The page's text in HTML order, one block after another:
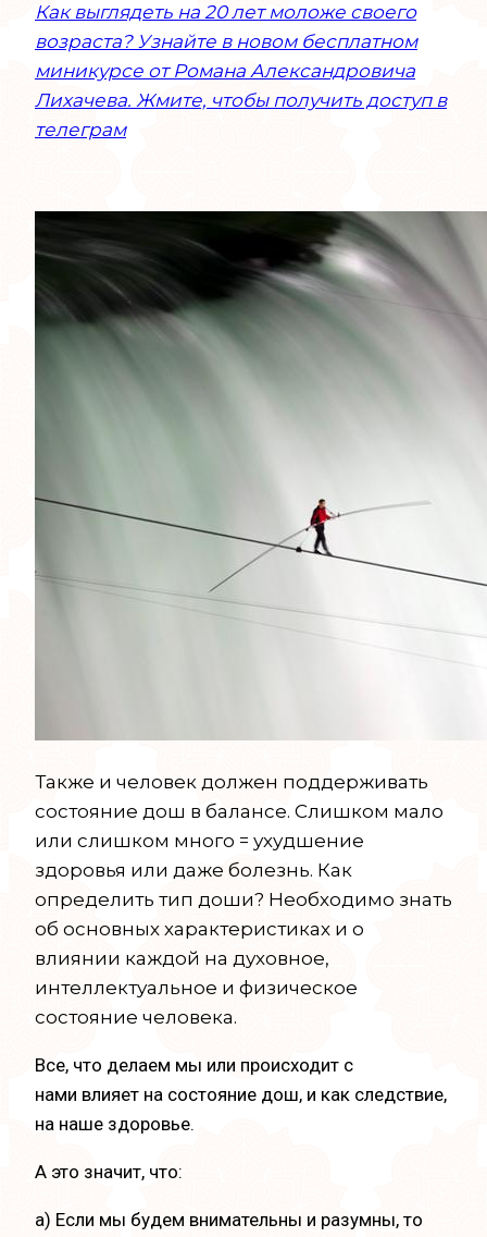
Как выглядеть на 20 лет моложе своего
возраста? Узнайте в новом бесплатном
миникурсе от Романа Александровича
Лихачева. Жмите, чтобы получить доступ в
телеграм
Также и человек должен поддерживать
состояние дош в балансе. Слишком мало
или слишком много = ухудшение
здоровья или даже болезнь. Как
определить тип доши? Необходимо знать
об основных характеристиках и о
влиянии каждой на духовное,
интеллектуальное и физическое
состояние человека.
Все, что делаем мы или происходит с
нами влияет на состояние дош, и как следствие,
на наше здоровье.
А это значит, что:
a) Если мы будем внимательны и разумны, то